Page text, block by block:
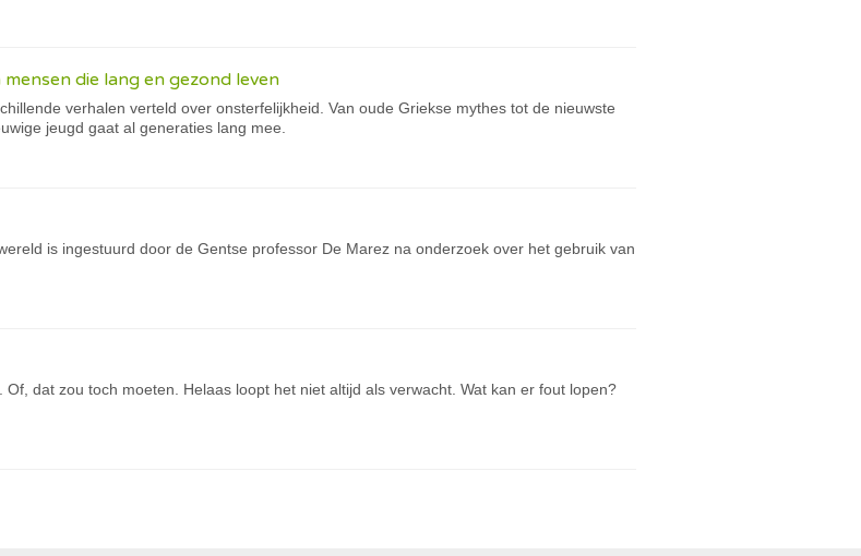
die lang en gezond leven
verhalen verteld over onsterfelijkheid. Van oude Griekse mythes tot de nieuwste
jeugd gaat al generaties lang mee.
is ingestuurd door de Gentse professor De Marez na onderzoek over het gebruik van
dat zou toch moeten. Helaas loopt het niet altijd als verwacht. Wat kan er fout lopen?